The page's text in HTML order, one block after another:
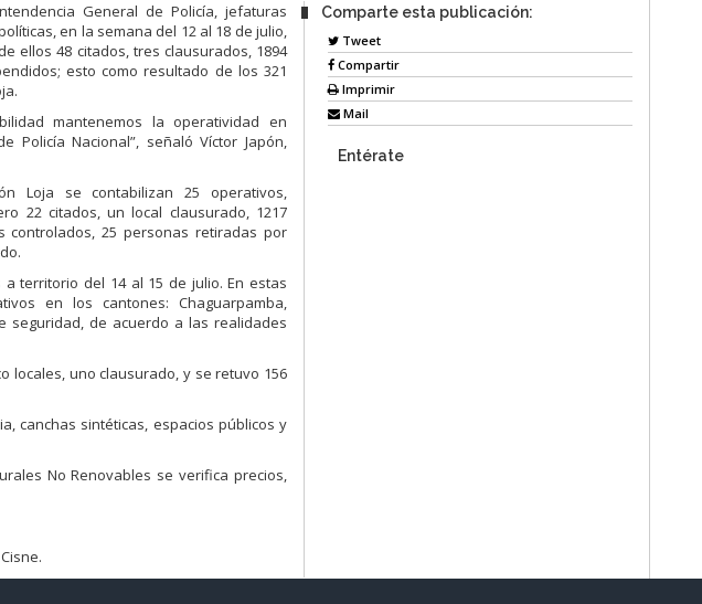
General de Policía, jefaturas
en la semana del 12 al 18 de julio,
ellos 48 citados, tres clausurados, 1894
esto como resultado de los 321
mantenemos la operatividad en
Policía Nacional”, señaló Víctor Japón,
Loja se contabilizan 25 operativos,
22 citados, un local clausurado, 1217
controlados, 25 personas retiradas por
territorio del 14 al 15 de julio. En estas
en los cantones: Chaguarpamba,
seguridad, de acuerdo a las realidades
locales, uno clausurado, y se retuvo 156
canchas sintéticas, espacios públicos y
No Renovables se verifica precios,
Comparte esta publicación:
Tweet
Compartir
Imprimir
Mail
Entérate